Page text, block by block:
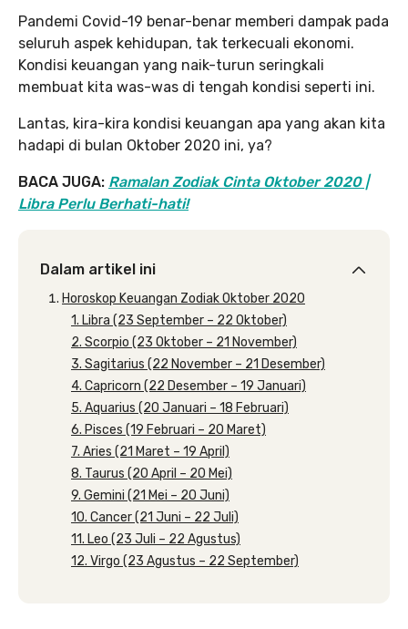
Pandemi Covid-19 benar-benar memberi dampak pada
seluruh aspek kehidupan, tak terkecuali ekonomi.
Kondisi keuangan yang naik-turun seringkali
membuat kita was-was di tengah kondisi seperti ini.
Lantas, kira-kira kondisi keuangan apa yang akan kita
hadapi di bulan Oktober 2020 ini, ya?
BACA JUGA: Ramalan Zodiak Cinta Oktober 2020 |
Libra Perlu Berhati-hati!
Dalam artikel ini
Horoskop Keuangan Zodiak Oktober 2020
1. Libra (23 September – 22 Oktober)
2. Scorpio (23 Oktober – 21 November)
3. Sagitarius (22 November – 21 Desember)
4. Capricorn (22 Desember – 19 Januari)
5. Aquarius (20 Januari – 18 Februari)
6. Pisces (19 Februari – 20 Maret)
7. Aries (21 Maret – 19 April)
8. Taurus (20 April – 20 Mei)
9. Gemini (21 Mei – 20 Juni)
10. Cancer (21 Juni – 22 Juli)
11. Leo (23 Juli – 22 Agustus)
12. Virgo (23 Agustus – 22 September)